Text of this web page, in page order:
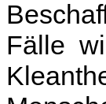
Fälle